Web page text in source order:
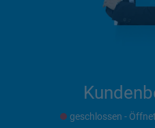
geschlossen -